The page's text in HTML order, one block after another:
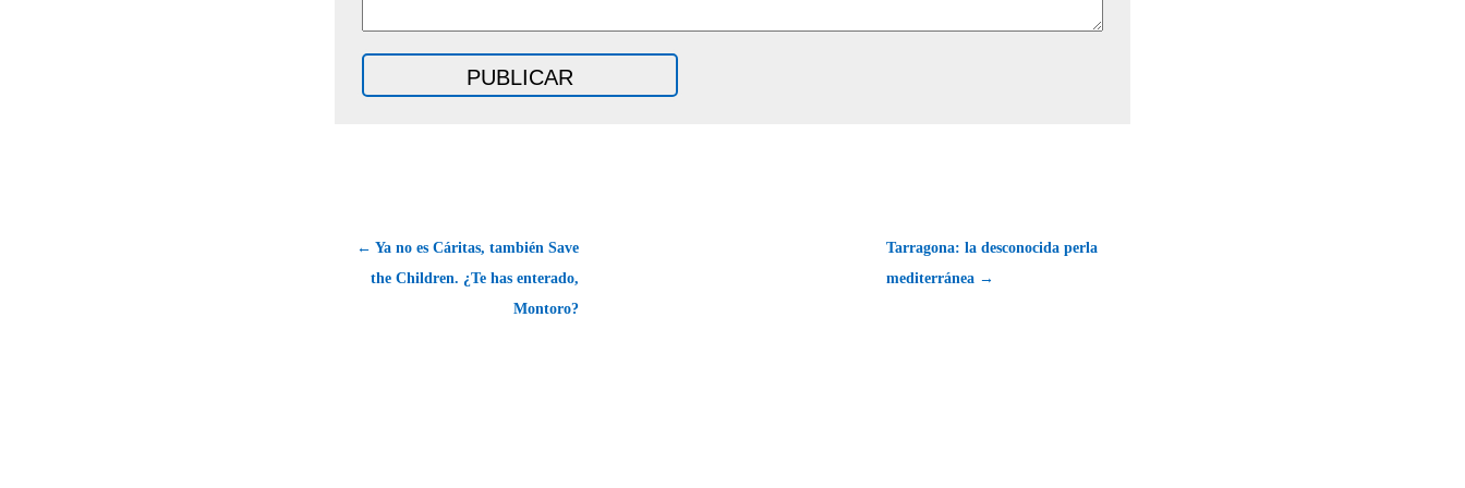
← Ya no es Cáritas, también Save
the Children. ¿Te has enterado,
Montoro?
Tarragona: la desconocida perla
mediterránea →